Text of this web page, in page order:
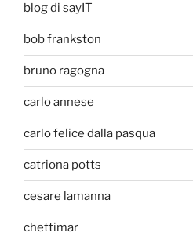
blog di sayIT
bob frankston
bruno ragogna
carlo annese
carlo felice dalla pasqua
catriona potts
cesare lamanna
chettimar